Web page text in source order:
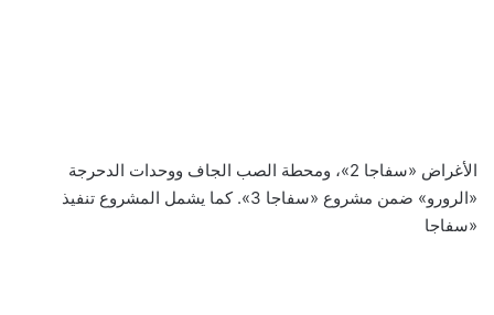
الأغراض «سفاجا 2»، ومحطة الصب الجاف ووحدات الدحرجة
«الرورو» ضمن مشروع «سفاجا 3». كما يشمل المشروع تنفيذ
«سفاجا